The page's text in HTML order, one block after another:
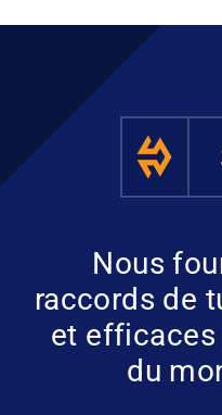
Nous
raccords de
et
du